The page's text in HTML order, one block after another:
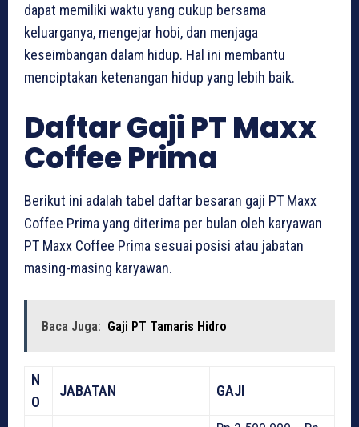
dapat memiliki waktu yang cukup bersama
keluarganya, mengejar hobi, dan menjaga
keseimbangan dalam hidup. Hal ini membantu
menciptakan ketenangan hidup yang lebih baik.
Daftar Gaji PT Maxx
Coffee Prima
Berikut ini adalah tabel daftar besaran gaji PT Maxx
Coffee Prima yang diterima per bulan oleh karyawan
PT Maxx Coffee Prima sesuai posisi atau jabatan
masing-masing karyawan.
Baca Juga: Gaji PT Tamaris Hidro
N
O
JABATAN GAJI